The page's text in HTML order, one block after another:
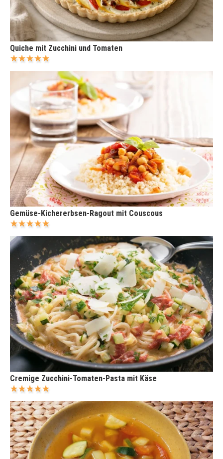
Quiche mit Zucchini und Tomaten
Gemüse-Kichererbsen-Ragout mit Couscous
Cremige Zucchini-Tomaten-Pasta mit Käse